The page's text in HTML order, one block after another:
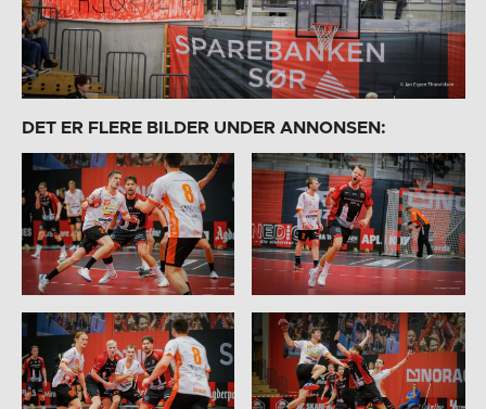
DET ER FLERE BILDER UNDER ANNONSEN: